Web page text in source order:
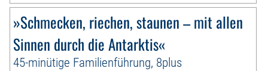
»Schmecken, riechen, staunen – mit allen
Sinnen durch die Antarktis«
45-minütige Familienführung, 8plus